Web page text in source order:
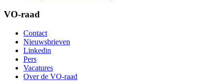
VO-raad
Contact
Nieuwsbrieven
Linkedin
Pers
Vacatures
Over de VO-raad